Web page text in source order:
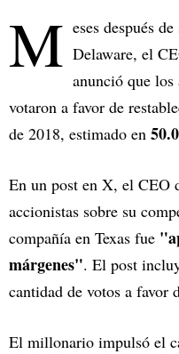
M eses después
Delaware, el
anunció que
votaron a favor de
de 2018, estimado en
En un post en X, el CEO
accionistas sobre su
compañía en Texas fue
márgenes". El post
cantidad de votos a favor
El millonario impulsó el